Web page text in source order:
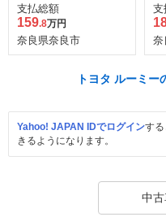
支払総額
159.8万円
奈良県奈良市
支
奈
トヨタ ルーミー
Yahoo! JAPAN IDでログインす
きるようになります。
中